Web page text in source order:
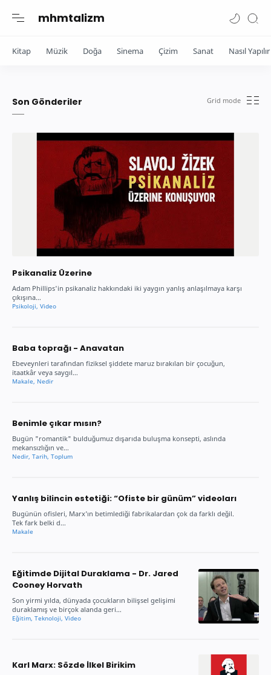
mhmtalizm
Kitap Müzik Doğa Sinema Çizim Sanat Nasıl Yapılır
Son Gönderiler
Psikanaliz Üzerine
Adam Phillips'in psikanaliz hakkındaki iki yaygın yanlış anlaşılmaya karşı
çıkışına…
Baba toprağı - Anavatan
Ebeveynleri tarafından fiziksel şiddete maruz bırakılan bir çocuğun,
itaatkâr veya saygıl…
Benimle çıkar mısın?
Bugün "romantik" bulduğumuz dışarıda buluşma konsepti, aslında
mekansızlığın ve…
Yanlış bilincin estetiği: “Ofiste bir günüm” videoları
Bugünün ofisleri, Marx’ın betimlediği fabrikalardan çok da farklı değil.
Tek fark belki d…
Eğitimde Dijital Duraklama - Dr. Jared
Cooney Horvath
Son yirmi yılda, dünyada çocukların bilişsel gelişimi
duraklamış ve birçok alanda geri…
Karl Marx: Sözde İlkel Birikim